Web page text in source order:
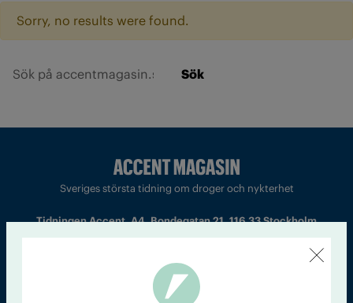
Sorry, no results were found.
Sök
Sveriges största tidning om droger och nykterhet
Tidningen Accent, A4, Bondegatan 21, 116 33 Stockholm
Chefredaktör och ansvarig utgivare: Barbro Janson Lundkvist,
barbro@a4.se.